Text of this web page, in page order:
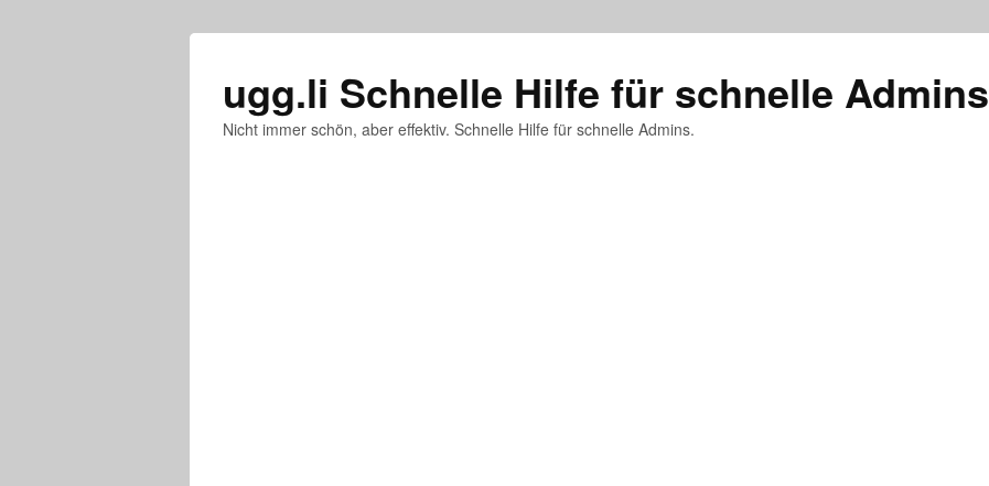
ugg.li Schnelle Hilfe für schnelle Admins
Nicht immer schön, aber effektiv. Schnelle Hilfe für schnelle Admins.